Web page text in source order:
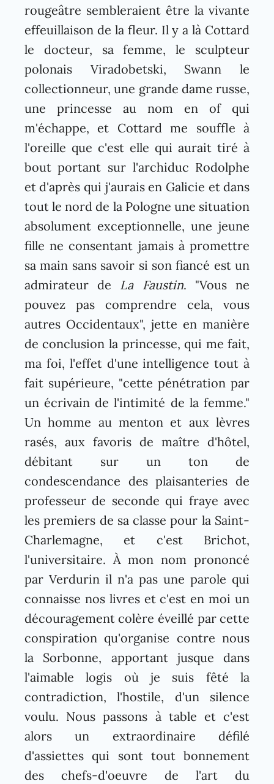
rougeâtre sembleraient être la vivante
effeuillaison de la fleur. Il y a là Cottard
le docteur, sa femme, le sculpteur
polonais Viradobetski, Swann le
collectionneur, une grande dame russe,
une princesse au nom en of qui
m'échappe, et Cottard me souffle à
l'oreille que c'est elle qui aurait tiré à
bout portant sur l'archiduc Rodolphe
et d'après qui j'aurais en Galicie et dans
tout le nord de la Pologne une situation
absolument exceptionnelle, une jeune
fille ne consentant jamais à promettre
sa main sans savoir si son fiancé est un
admirateur de La Faustin. "Vous ne
pouvez pas comprendre cela, vous
autres Occidentaux", jette en manière
de conclusion la princesse, qui me fait,
ma foi, l'effet d'une intelligence tout à
fait supérieure, "cette pénétration par
un écrivain de l'intimité de la femme."
Un homme au menton et aux lèvres
rasés, aux favoris de maître d'hôtel,
débitant sur un ton de
condescendance des plaisanteries de
professeur de seconde qui fraye avec
les premiers de sa classe pour la Saint-
Charlemagne, et c'est Brichot,
l'universitaire. À mon nom prononcé
par Verdurin il n'a pas une parole qui
connaisse nos livres et c'est en moi un
découragement colère éveillé par cette
conspiration qu'organise contre nous
la Sorbonne, apportant jusque dans
l'aimable logis où je suis fêté la
contradiction, l'hostile, d'un silence
voulu. Nous passons à table et c'est
alors un extraordinaire défilé
d'assiettes qui sont tout bonnement
des chefs-d'oeuvre de l'art du